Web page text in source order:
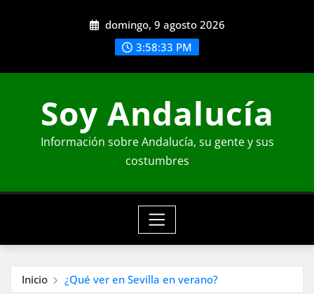
domingo, 9 agosto 2026
3:58:35 PM
Soy Andalucía
Información sobre Andalucía, su gente y sus
costumbres
Inicio ¿Qué ver en Sevilla en verano?